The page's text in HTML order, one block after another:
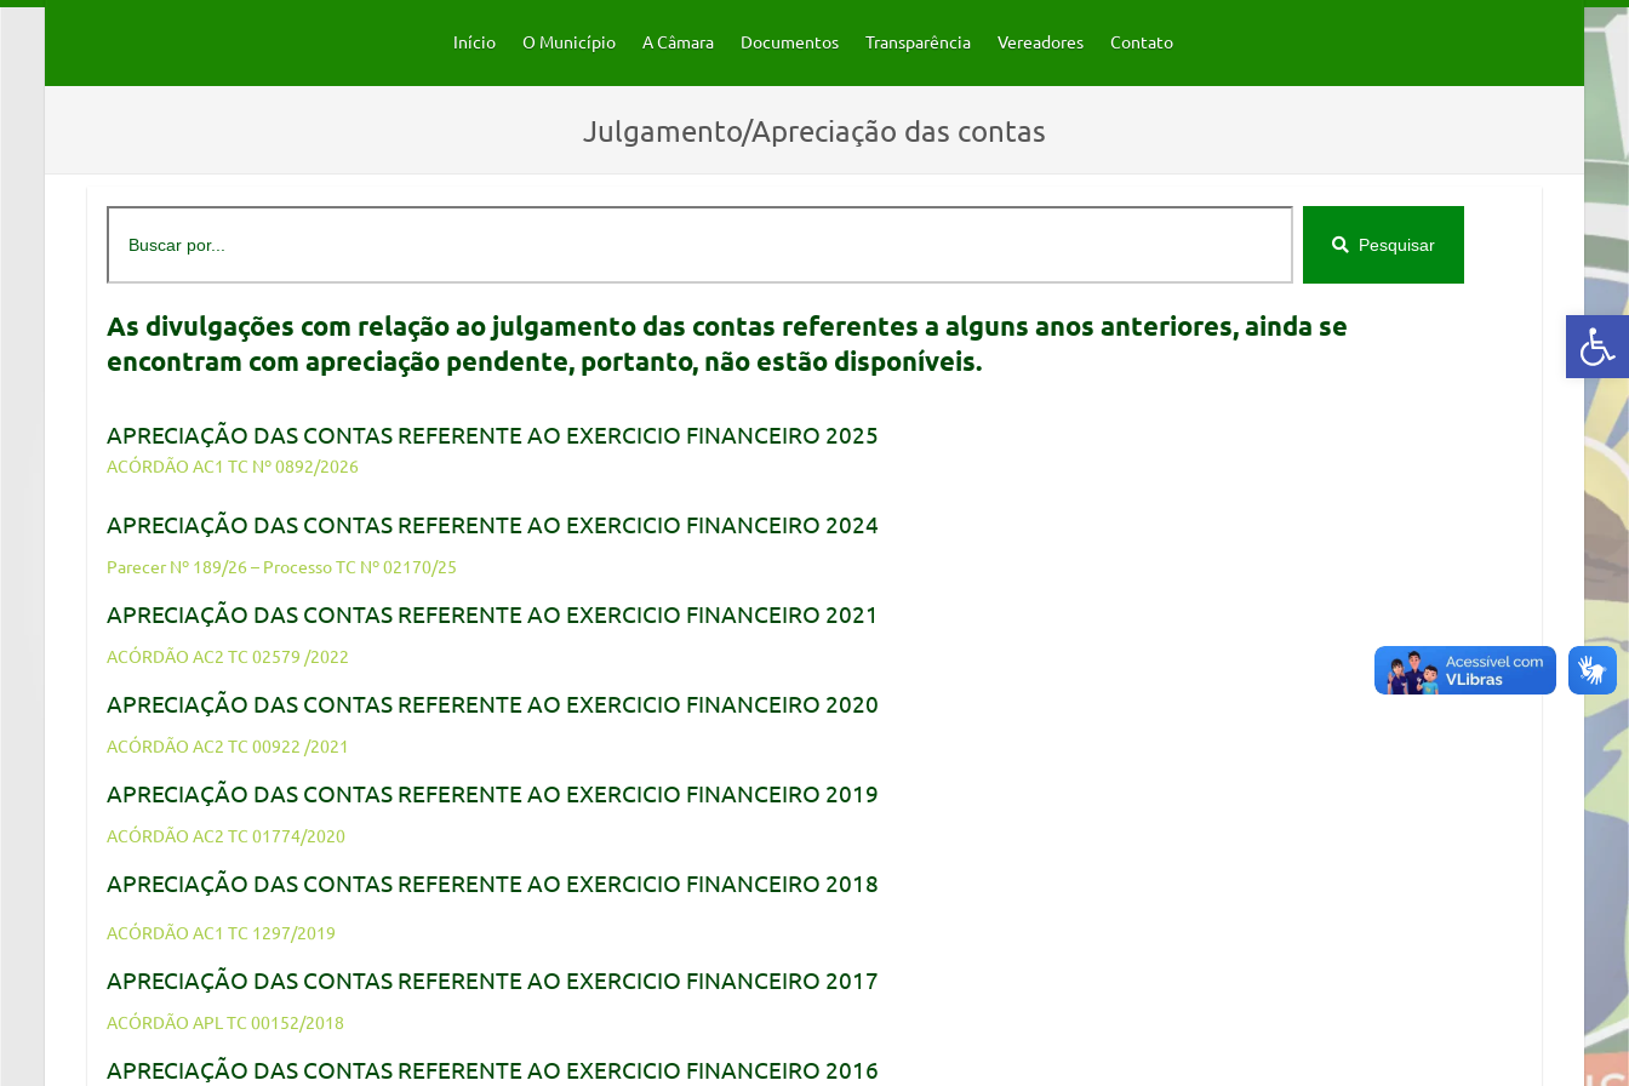
Abrir a barra de ferramentas
Início O Município A Câmara Documentos Transparência Vereadores Contato
Julgamento/Apreciação das contas
Pesquisar
As divulgações com relação ao julgamento das contas referentes a alguns anos anteriores, ainda se
encontram com apreciação pendente, portanto, não estão disponíveis.
APRECIAÇÃO DAS CONTAS REFERENTE AO EXERCICIO FINANCEIRO 2025
ACÓRDÃO AC1 TC Nº 0892/2026
APRECIAÇÃO DAS CONTAS REFERENTE AO EXERCICIO FINANCEIRO 2024
Parecer Nº 189/26 – Processo TC Nº 02170/25
APRECIAÇÃO DAS CONTAS REFERENTE AO EXERCICIO FINANCEIRO 2021
ACÓRDÃO AC2 TC 02579 /2022
APRECIAÇÃO DAS CONTAS REFERENTE AO EXERCICIO FINANCEIRO 2020
ACÓRDÃO AC2 TC 00922 /2021
APRECIAÇÃO DAS CONTAS REFERENTE AO EXERCICIO FINANCEIRO 2019
ACÓRDÃO AC2 TC 01774/2020
APRECIAÇÃO DAS CONTAS REFERENTE AO EXERCICIO FINANCEIRO 2018
ACÓRDÃO AC1 TC 1297/2019
APRECIAÇÃO DAS CONTAS REFERENTE AO EXERCICIO FINANCEIRO 2017
ACÓRDÃO APL TC 00152/2018
APRECIAÇÃO DAS CONTAS REFERENTE AO EXERCICIO FINANCEIRO 2016